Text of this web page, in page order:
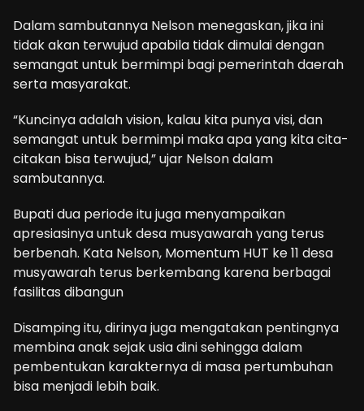
Dalam sambutannya Nelson menegaskan, jika ini
tidak akan terwujud apabila tidak dimulai dengan
semangat untuk bermimpi bagi pemerintah daerah
serta masyarakat.
“Kuncinya adalah vision, kalau kita punya visi, dan
semangat untuk bermimpi maka apa yang kita cita-
citakan bisa terwujud,” ujar Nelson dalam
sambutannya.
Bupati dua periode itu juga menyampaikan
apresiasinya untuk desa musyawarah yang terus
berbenah. Kata Nelson, Momentum HUT ke 11 desa
musyawarah terus berkembang karena berbagai
fasilitas dibangun
Disamping itu, dirinya juga mengatakan pentingnya
membina anak sejak usia dini sehingga dalam
pembentukan karakternya di masa pertumbuhan
bisa menjadi lebih baik.